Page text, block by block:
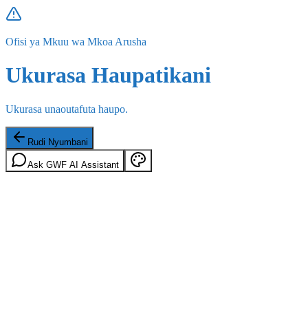
Ofisi ya Mkuu wa Mkoa Arusha
Ukurasa Haupatikani
Ukurasa unaoutafuta haupo.
Rudi Nyumbani
Ask GWF AI Assistant